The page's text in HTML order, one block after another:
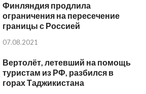
Финляндия продлила
ограничения на пересечение
границы с Россией
07.08.2021
Вертолёт, летевший на помощь
туристам из РФ, разбился в
горах Таджикистана